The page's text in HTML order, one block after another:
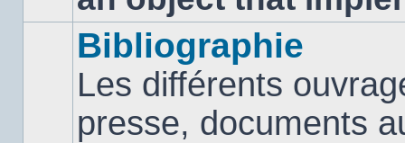
Bibliographie
Les différents
presse, documents